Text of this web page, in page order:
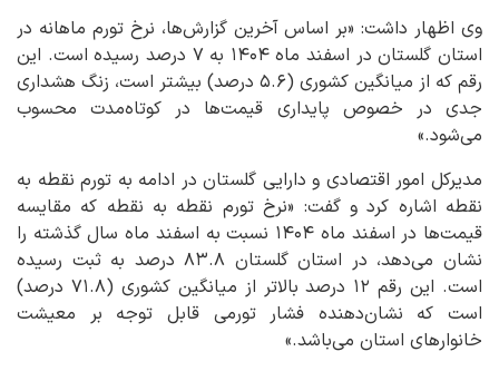
وی اظهار داشت: «بر اساس آخرین گزارش‌ها، نرخ تورم ماهانه در
استان گلستان در اسفند ماه ۱۴۰۴ به ۷ درصد رسیده است. این
رقم که از میانگین کشوری (۵.۶ درصد) بیشتر است، زنگ هشداری
جدی در خصوص پایداری قیمت‌ها در کوتاه‌مدت محسوب
می‌شود.»
مدیرکل امور اقتصادی و دارایی گلستان در ادامه به تورم نقطه به
نقطه اشاره کرد و گفت: «نرخ تورم نقطه به نقطه که مقایسه
قیمت‌ها در اسفند ماه ۱۴۰۴ نسبت به اسفند ماه سال گذشته را
نشان می‌دهد، در استان گلستان ۸۳.۸ درصد به ثبت رسیده
است. این رقم ۱۲ درصد بالاتر از میانگین کشوری (۷۱.۸ درصد)
است که نشان‌دهنده فشار تورمی قابل توجه بر معیشت
خانوارهای استان می‌باشد.»